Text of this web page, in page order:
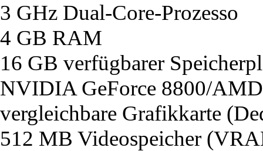
3 GHz Dual-Core-Prozesso
4 GB RAM
16 GB verfügbarer
NVIDIA GeForce 8800/
vergleichbare Grafikkarte
512 MB Videospeicher